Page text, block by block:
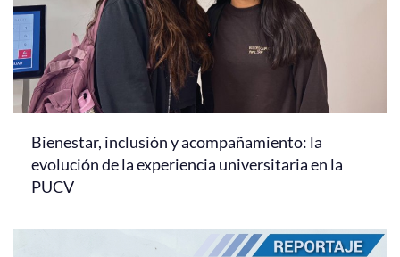
Bienestar, inclusión y acompañamiento: la
evolución de la experiencia universitaria en la
PUCV